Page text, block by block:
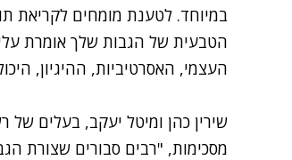
הטבעית של הגבות שלך אומרת
העצמי, האסרטיביות, ההיגיון,
שירין כהן ומיטל יעקב, בעלים של
מסכימות, "רבים סבורים שצורת